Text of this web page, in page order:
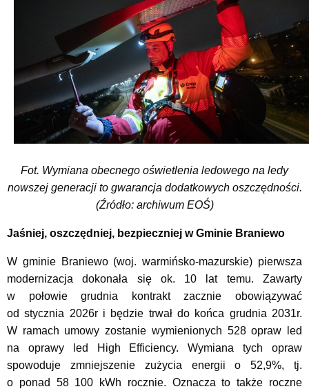
Fot. Wymiana obecnego oświetlenia ledowego na ledy
nowszej generacji to gwarancja dodatkowych oszczędności.
(Źródło: archiwum EOŚ)
Jaśniej, oszczędniej, bezpieczniej w Gminie Braniewo
W gminie Braniewo (woj. warmińsko-mazurskie) pierwsza
modernizacja dokonała się ok. 10 lat temu. Zawarty
w połowie grudnia kontrakt zacznie obowiązywać
od stycznia 2026r i będzie trwał do końca grudnia 2031r.
W ramach umowy zostanie wymienionych 528 opraw led
na oprawy led High Efficiency. Wymiana tych opraw
spowoduje zmniejszenie zużycia energii o 52,9%, tj.
o ponad 58 100 kWh rocznie. Oznacza to także roczne